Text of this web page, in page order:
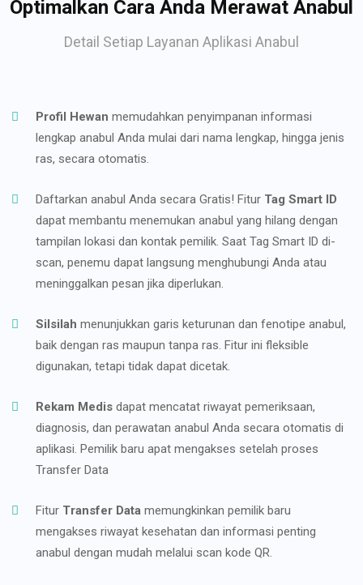
Optimalkan Cara Anda Merawat Anabul
Detail Setiap Layanan Aplikasi Anabul
Profil Hewan memudahkan penyimpanan informasi
lengkap anabul Anda mulai dari nama lengkap, hingga jenis
ras, secara otomatis.
Daftarkan anabul Anda secara Gratis! Fitur Tag Smart ID
dapat membantu menemukan anabul yang hilang dengan
tampilan lokasi dan kontak pemilik. Saat Tag Smart ID di-
scan, penemu dapat langsung menghubungi Anda atau
meninggalkan pesan jika diperlukan.
Silsilah menunjukkan garis keturunan dan fenotipe anabul,
baik dengan ras maupun tanpa ras. Fitur ini fleksible
digunakan, tetapi tidak dapat dicetak.
Rekam Medis dapat mencatat riwayat pemeriksaan,
diagnosis, dan perawatan anabul Anda secara otomatis di
aplikasi. Pemilik baru apat mengakses setelah proses
Transfer Data
Fitur Transfer Data memungkinkan pemilik baru
mengakses riwayat kesehatan dan informasi penting
anabul dengan mudah melalui scan kode QR.